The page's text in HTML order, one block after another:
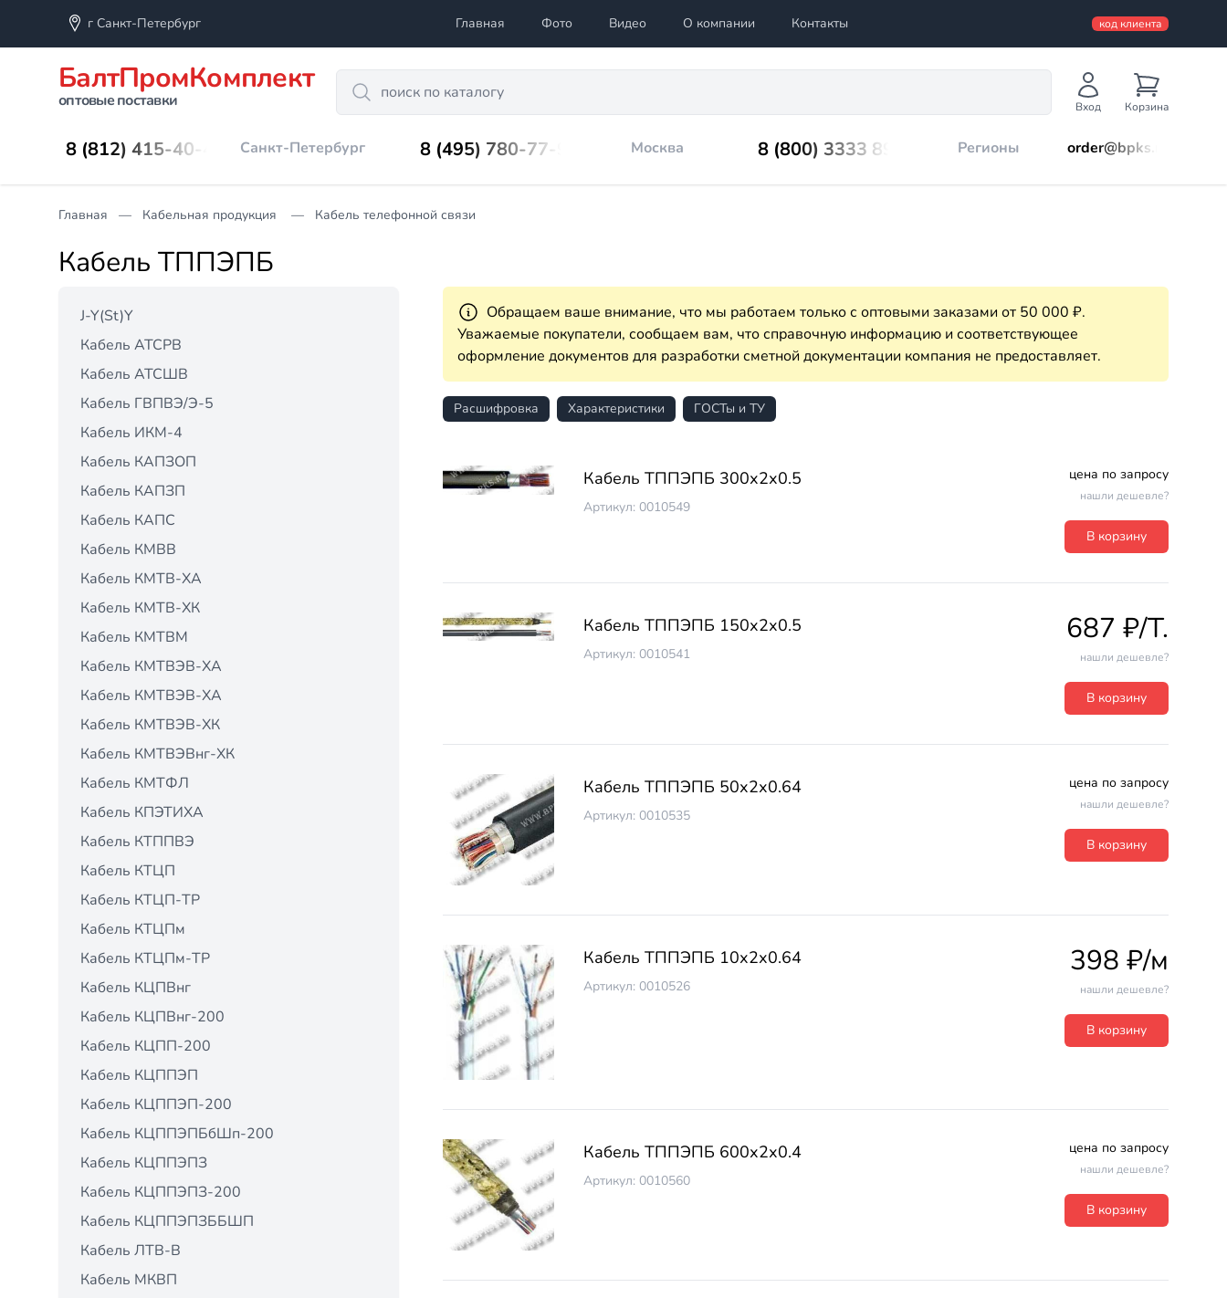
г Санкт-Петербург Главная Фото Видео О компании Контакты код клиента
БалтПромКомплект
оптовые поставки
Search
Вход Корзина
8 (812) 415-40-45 Санкт-Петербург 8 (495) 780-77-98 Москва 8 (800) 3333 899 Регионы order@bpks.ru
Главная Кабельная продукция Кабель телефонной связи
Кабель ТППЭПБ
J-Y(St)Y
Кабель АТСРВ
Кабель АТСШВ
Кабель ГВПВЭ/Э-5
Кабель ИКМ-4
Кабель КАПЗОП
Кабель КАПЗП
Кабель КАПС
Кабель КМВВ
Кабель КМТВ-ХА
Кабель КМТВ-ХК
Кабель КМТВМ
Кабель КМТВЭВ-ХА
Кабель КМТВЭВ-ХА
Кабель КМТВЭВ-ХК
Кабель КМТВЭВнг-ХК
Кабель КМТФЛ
Кабель КПЭТИХА
Кабель КТППВЭ
Кабель КТЦП
Кабель КТЦП-ТР
Кабель КТЦПм
Кабель КТЦПм-ТР
Кабель КЦПВнг
Кабель КЦПВнг-200
Кабель КЦПП-200
Кабель КЦППЭП
Кабель КЦППЭП-200
Кабель КЦППЭПБбШп-200
Кабель КЦППЭПЗ
Кабель КЦППЭПЗ-200
Кабель КЦППЭПЗББШП
Кабель ЛТВ-В
Кабель МКВП
Обращаем ваше внимание, что мы работаем только с оптовыми заказами от 50 000 ₽.
Уважаемые покупатели, сообщаем вам, что справочную информацию и соответствующее
оформление документов для разработки сметной документации компания не предоставляет.
Расшифровка Характеристики ГОСТы и ТУ
Кабель ТППЭПБ 300х2х0.5
Артикул: 0010549
цена по запросу
нашли дешевле?
В корзину
Кабель ТППЭПБ 150х2х0.5
Артикул: 0010541
687 ₽/T.
нашли дешевле?
В корзину
Кабель ТППЭПБ 50х2х0.64
Артикул: 0010535
цена по запросу
нашли дешевле?
В корзину
Кабель ТППЭПБ 10х2х0.64
Артикул: 0010526
398 ₽/м
нашли дешевле?
В корзину
Кабель ТППЭПБ 600х2х0.4
Артикул: 0010560
цена по запросу
нашли дешевле?
В корзину